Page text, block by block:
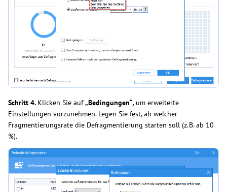
Schritt 4. Klicken Sie auf„Bedingungen“, um erweiterte
Einstellungen vorzunehmen. Legen Sie fest, ab welcher
Fragmentierungsrate die Defragmentierung starten soll (z. B. ab 10
%).